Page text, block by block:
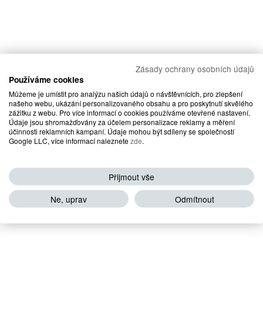
Zásady ochrany osobních údajů
Používáme cookies
Můžeme je umístit pro analýzu našich údajů o návštěvnících, pro zlepšení
našeho webu, ukázání personalizovaného obsahu a pro poskytnutí skvělého
zážitku z webu. Pro více informací o cookies používáme otevřené nastavení.
Údaje jsou shromažďovány za účelem personalizace reklamy a měření
účinnosti reklamních kampaní. Údaje mohou být sdíleny se společností
Google LLC, více informací naleznetezde
Přijmout vše
Ne, uprav
Odmítnout